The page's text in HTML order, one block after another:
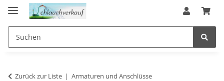
Zurück zur Liste Armaturen und Anschlüsse